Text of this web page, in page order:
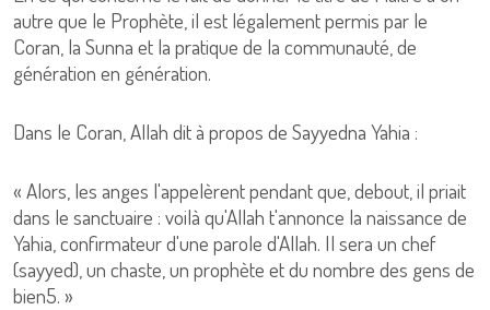
autre que le Prophète, il est légalement permis par le
Coran, la Sunna et la pratique de la communauté, de
génération en génération.
Dans le Coran, Allah dit à propos de Sayyedna Yahia :
« Alors, les anges l'appelèrent pendant que, debout, il priait
dans le sanctuaire : voilà qu'Allah t'annonce la naissance de
Yahia, confirmateur d'une parole d'Allah. Il sera un chef
(sayyed), un chaste, un prophète et du nombre des gens de
bien5. »